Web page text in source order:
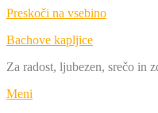
Preskoči na vsebino
Bachove kapljice
Za radost, ljubezen, srečo in
Meni